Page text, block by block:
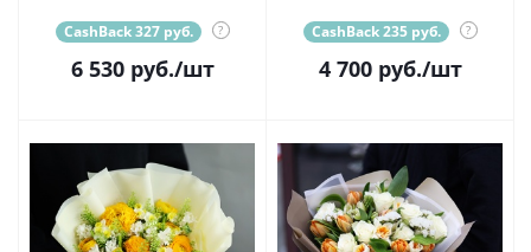
CashBack 327 руб. ?
6 530руб./шт
CashBack 235 руб. ?
4 700руб./шт